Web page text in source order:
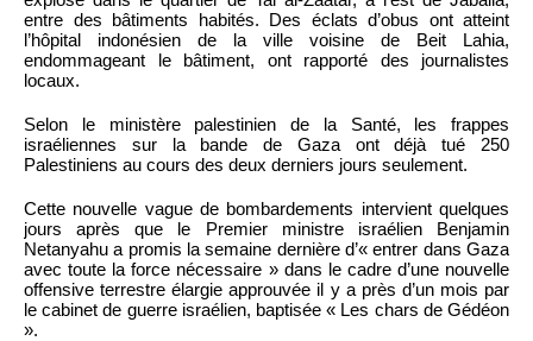
entre des bâtiments habités. Des éclats d’obus ont atteint
l’hôpital indonésien de la ville voisine de Beit Lahia,
endommageant le bâtiment, ont rapporté des journalistes
locaux.
Selon le ministère palestinien de la Santé, les frappes
israéliennes sur la bande de Gaza ont déjà tué 250
Palestiniens au cours des deux derniers jours seulement.
Cette nouvelle vague de bombardements intervient quelques
jours après que le Premier ministre israélien Benjamin
Netanyahu a promis la semaine dernière d’« entrer dans Gaza
avec toute la force nécessaire » dans le cadre d’une nouvelle
offensive terrestre élargie approuvée il y a près d’un mois par
le cabinet de guerre israélien, baptisée « Les chars de Gédéon
».